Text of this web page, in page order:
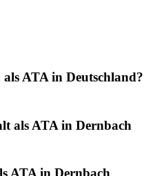
ATA in Deutschland?
als ATA in Dernbach
ATA in Dernbach